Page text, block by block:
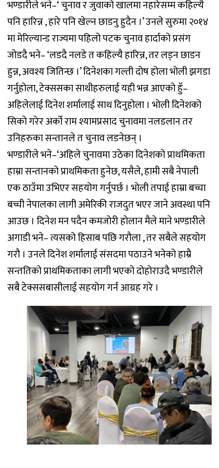
भण्डारीले भने–‘ चुनाव र जुवाको खालमा नहारेसम्म कहिल्यै
पनि हारिन्न , हारे पनि खेल्न छाडनु हुदैन ।’ उनले सुरुमा २०१४
मा मेरिल्यान्ड राज्यमा पहिलो पटक चुनाव हार्दाको प्रसंग
जोडदै भने– ‘लडदै नलडे त कहिल्यै हारिन्न, तर लड्न छाडन
हुन्न, अवश्य जितिन्छ ।’ दिनेशका गल्ती दोष होला भोली झगडा
गर्नुहोला, टेक्ससका साथीहरुलाई यही भन्न आएको हॅु–
अहिलेलाई दिनेश शर्मालाई साथ दिनुहोला । भोली दिनेशको
सिको गरेर अर्को राम श्यामप्रसाद चुनावमा नलडलान तर
उनिहरुका सन्तानले त चुनाव लडनेछन् ।
भण्डारीले भने–‘अहिले चुनावमा उठेका दिनेशको प्राथमिकता
हाम्रा सन्तानको प्राथमिकता हुनेछ, यसैले, हामी सबै नेपाली
एक ठाउॅमा उभिएर सहयोग गर्नुपर्छ । भोली तपाई हाम्रा बच्चा
बच्ची नेपालका लागी अमेरिकी राजदुत भएर जाने अवस्था पनि
आउछ । दिनेश मन पदैन कमजोरी होलान मैले माने भण्डारीले
अगाडी भने– त्यसको हिसाब पछि गरौला , तर सबैले सहयोग
गरौ । उनले दिनेश शर्मालाई संसदमा पठाउने भनेको हाम्रै
सन्ततिको प्राथमिकताका लागी भएको दोहोराउदै भण्डारीले
सबै टेक्ससबासीलाई सहयोग गर्न आग्रह गरे ।